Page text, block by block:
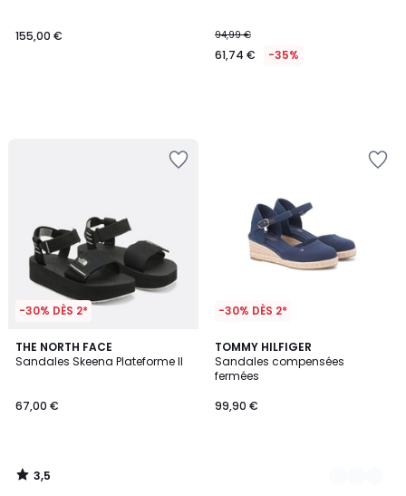
155,00 € 94,99 €
61,74 € -35%
-30% DÈS 2*
THE NORTH FACE
Sandales Skeena Plateforme II
67,00 €
3,5
/ 5
3,5
/
-30% DÈS 2*
TOMMY HILFIGER
Sandales compensées
fermées
99,90 €
2
Couleurs